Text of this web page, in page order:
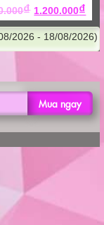
₫ Giá
gốc
là:
1.500.000₫.
1.200.000₫
tại
là:
2026 - 18/08/2026)
Mua ngay